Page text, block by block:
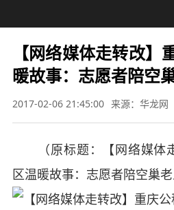
【网络媒体走转改
暖故事：志愿者陪空
2017-02-06 21:45:00 来源：华龙网
（原标题：【网络媒体
区温暖故事：志愿者陪空巢老